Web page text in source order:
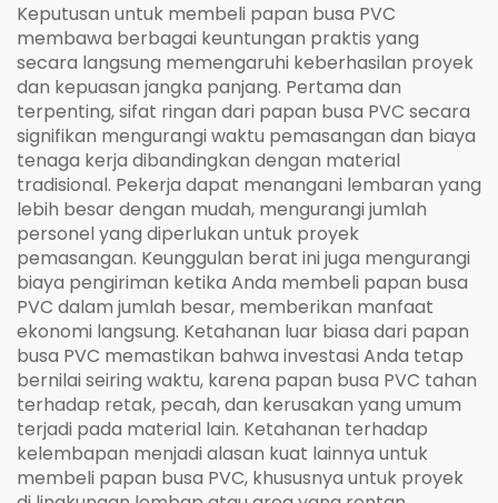
Keputusan untuk membeli papan busa PVC
membawa berbagai keuntungan praktis yang
secara langsung memengaruhi keberhasilan proyek
dan kepuasan jangka panjang. Pertama dan
terpenting, sifat ringan dari papan busa PVC secara
signifikan mengurangi waktu pemasangan dan biaya
tenaga kerja dibandingkan dengan material
tradisional. Pekerja dapat menangani lembaran yang
lebih besar dengan mudah, mengurangi jumlah
personel yang diperlukan untuk proyek
pemasangan. Keunggulan berat ini juga mengurangi
biaya pengiriman ketika Anda membeli papan busa
PVC dalam jumlah besar, memberikan manfaat
ekonomi langsung. Ketahanan luar biasa dari papan
busa PVC memastikan bahwa investasi Anda tetap
bernilai seiring waktu, karena papan busa PVC tahan
terhadap retak, pecah, dan kerusakan yang umum
terjadi pada material lain. Ketahanan terhadap
kelembapan menjadi alasan kuat lainnya untuk
membeli papan busa PVC, khususnya untuk proyek